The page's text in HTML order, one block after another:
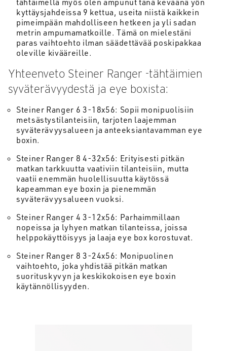
kyttäysjahdeissa 9 kettua, useita niistä kaikkein
pimeimpään mahdolliseen hetkeen ja yli sadan
metrin ampumamatkoille. Tämä on mielestäni
paras vaihtoehto ilman säädettävää poskipakkaa
oleville kivääreille.
Yhteenveto Steiner Ranger -tähtäimien
syväterävyydestä ja eye boxista:
Steiner Ranger 6 3-18x56: Sopii monipuolisiin
metsästystilanteisiin, tarjoten laajemman
syväterävyysalueen ja anteeksiantavamman eye
boxin.
Steiner Ranger 8 4-32x56: Erityisesti pitkän
matkan tarkkuutta vaativiin tilanteisiin, mutta
vaatii enemmän huolellisuutta käytössä
kapeamman eye boxin ja pienemmän
syväterävyysalueen vuoksi.
Steiner Ranger 4 3-12x56: Parhaimmillaan
nopeissa ja lyhyen matkan tilanteissa, joissa
helppokäyttöisyys ja laaja eye box korostuvat.
Steiner Ranger 8 3-24x56: Monipuolinen
vaihtoehto, joka yhdistää pitkän matkan
suorituskyvyn ja keskikokoisen eye boxin
käytännöllisyyden.